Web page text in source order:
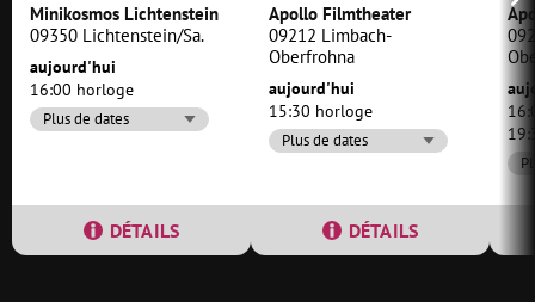
Minikosmos Lichtenstein
09350 Lichtenstein/Sa.
aujourd'hui
16:00 horloge
Plus de dates
DÉTAILS
Apollo Filmtheater
09212 Limbach-
Oberfrohna
aujourd'hui
15:30 horloge
Plus de dates
DÉTAILS